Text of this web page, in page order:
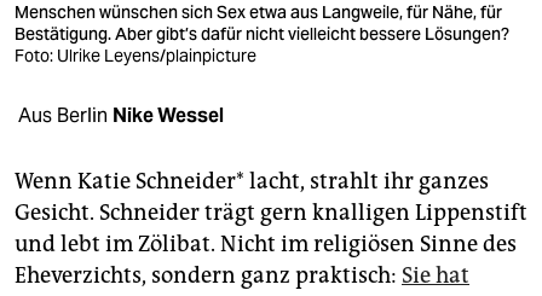
shop
fragen & hilfe
unterstützen
genossenschaft
epaper login
Menschen wünschen sich Sex etwa aus Langweile, für Nähe, für
Bestätigung. Aber gibt’s dafür nicht vielleicht bessere Lösungen?
Foto: Ulrike Leyens/plainpicture
Aus Berlin Nike Wessel
Wenn Katie Schneider* lacht, strahlt ihr ganzes
Gesicht. Schneider trägt gern knalligen Lippenstift
und lebt im Zölibat. Nicht im religiösen Sinne des
Eheverzichts, sondern ganz praktisch: Sie hat